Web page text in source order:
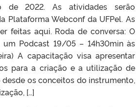
de 2022. As atividades serão
Plataforma Webconf da UFPel. As
feitas aqui. Roda de conversa: O
Podcast 19/05 – 14h30min às
A capacitação visa apresentar
para a criação e a utilização de
os conceitos do instrumento,
[…]